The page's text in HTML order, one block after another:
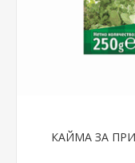
КАЙМА ЗА